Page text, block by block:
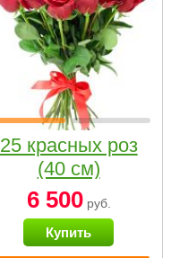
25 красных роз
(40 см)
6 500руб.
Купить